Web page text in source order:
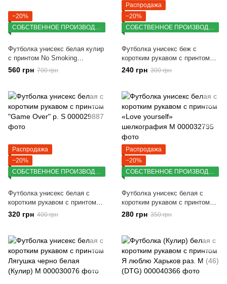
−20%
Футболка унисекс белая кулир
с принтом No Smoking
Pussycat р. M
560 грн 700 грн
Распродажа
−20%
Футболка унисекс беж с
коротким рукавом с принтом
"No Enemies" р. M
240 грн 300 грн
Распродажа
−20%
Футболка унисекс белая с
коротким рукавом с принтом
"Game Over" р. S
320 грн 400 грн
Распродажа
−20%
Футболка унисекс белая с
коротким рукавом с принтом
«Love yourself» шелкография
280 грн 350 грн